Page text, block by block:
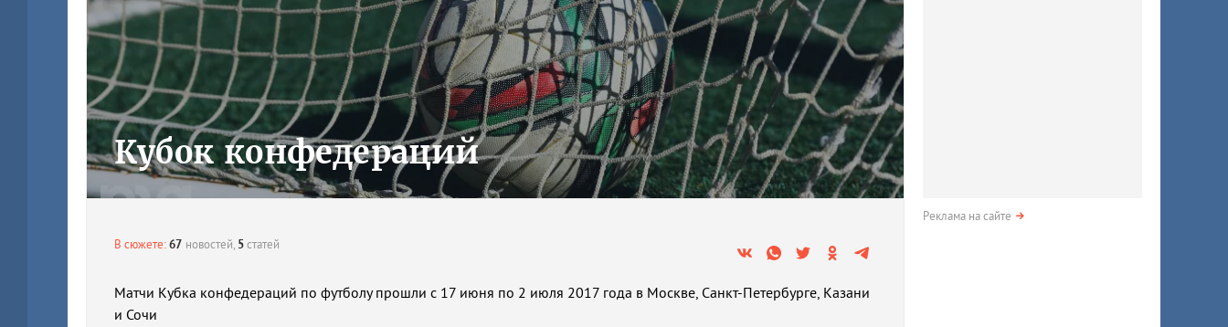
Кубок конфедераций
В сюжете:67 новостей, 5статей
Матчи Кубка конфедераций по футболу прошли с 17 июня по 2 июля 2017 года в Москве, Санкт-Петербурге, Казани
и Сочи
Реклама на сайте